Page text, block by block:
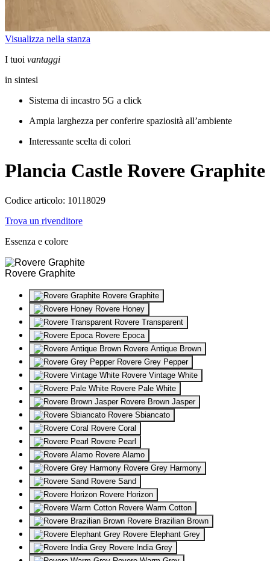
Visualizza nella stanza
I tuoi vantaggi
in sintesi
Sistema di incastro 5G a click
Ampia larghezza per conferire spaziosità all’ambiente
Interessante scelta di colori
Plancia Castle Rovere Graphite
Codice articolo: 10118029
Trova un rivenditore
Essenza e colore
Rovere Graphite
Rovere Graphite
Rovere Honey
Rovere Transparent
Rovere Epoca
Rovere Antique Brown
Rovere Grey Pepper
Rovere Vintage White
Rovere Pale White
Rovere Brown Jasper
Rovere Sbiancato
Rovere Coral
Rovere Pearl
Rovere Alamo
Rovere Grey Harmony
Rovere Sand
Rovere Horizon
Rovere Warm Cotton
Rovere Brazilian Brown
Rovere Elephant Grey
Rovere India Grey